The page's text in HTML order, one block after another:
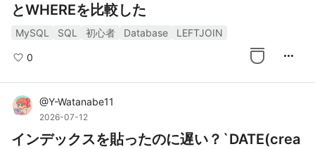
とWHEREを比較した
MySQL SQL 初心者 Database LEFTJOIN
0 more_horiz
@Y-Watanabe11
2026-07-12
インデックスを貼ったのに遅い？`DATE(crea